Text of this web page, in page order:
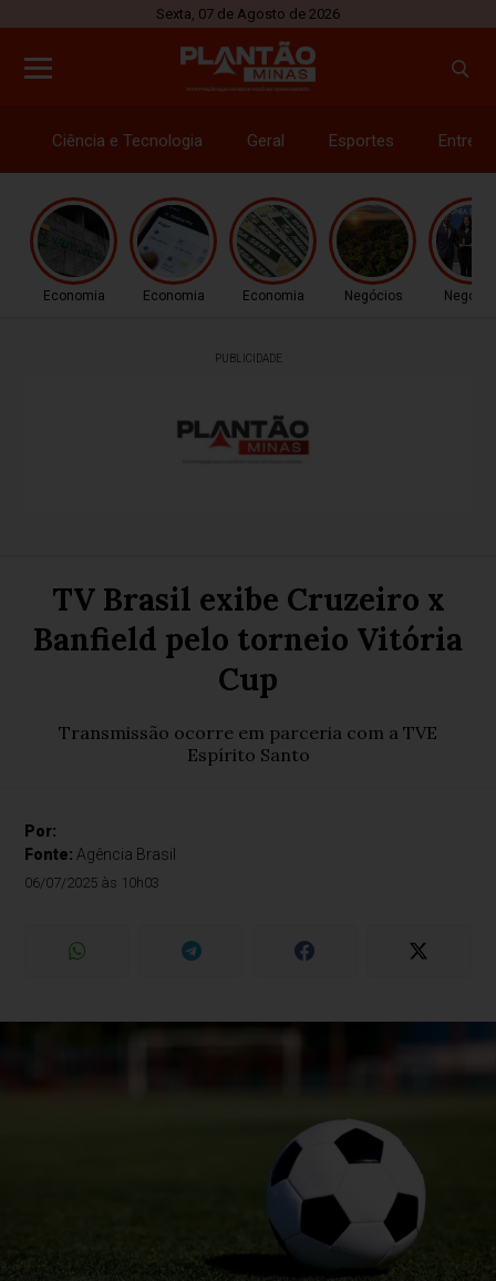
Sexta, 07 de Agosto de 2026
Ciência e Tecnologia Geral Esportes
Economia Economia Economia Negócios
PUBLICIDADE
TV Brasil exibe Cruzeiro x
Banfield pelo torneio Vitória
Cup
Transmissão ocorre em parceria com a TVE
Espírito Santo
Por:
Fonte: Agência Brasil
06/07/2025 às 10h03